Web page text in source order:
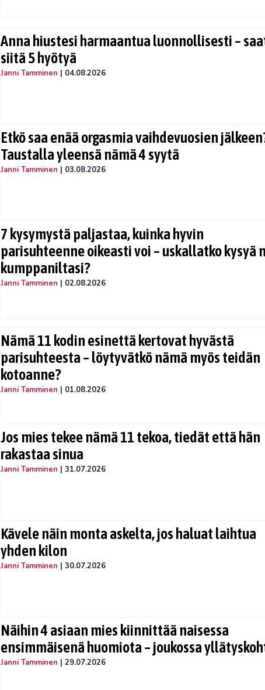
Anna hiustesi harmaantua luonnollisesti –
siitä 5 hyötyä
Janni Tamminen | 04.08.2026
Etkö saa enää orgasmia vaihdevuosien
Taustalla yleensä nämä 4 syytä
Janni Tamminen | 03.08.2026
7 kysymystä paljastaa, kuinka hyvin
parisuhteenne oikeasti voi – uskallatko kysyä
kumppaniltasi?
Janni Tamminen | 02.08.2026
Nämä 11 kodin esinettä kertovat hyvästä
parisuhteesta – löytyvätkö nämä myös teidän
kotoanne?
Janni Tamminen | 01.08.2026
Jos mies tekee nämä 11 tekoa, tiedät että hän
rakastaa sinua
Janni Tamminen | 31.07.2026
Kävele näin monta askelta, jos haluat laihtua
yhden kilon
Janni Tamminen | 30.07.2026
Näihin 4 asiaan mies kiinnittää naisessa
ensimmäisenä huomiota – joukossa
Janni Tamminen | 29.07.2026